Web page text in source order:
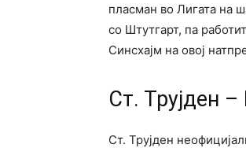
пласман во Лигата на
со Штутгарт, па
Синсхајм на овој
Ст. Трујден
Ст. Трујден